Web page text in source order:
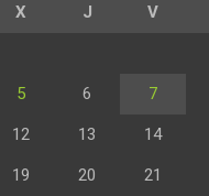
X J V
5 6 7
12 13 14
19 20 21